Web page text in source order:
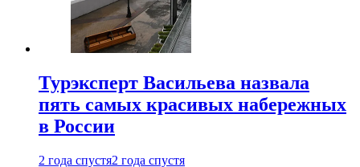
Турэксперт Васильева назвала
пять самых красивых набережных
в России
2 года спустя2 года спустя